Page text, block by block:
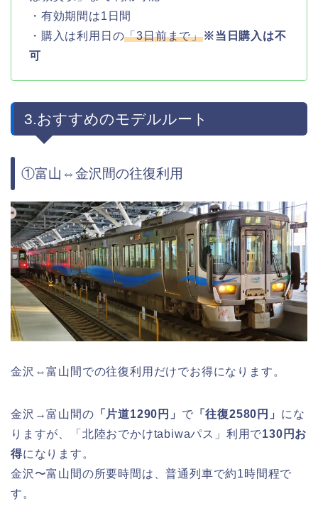
・有効期間は1日間
・購入は利用日の「3日前まで」※当日購入は不
可
3.おすすめのモデルルート
①富山⇔金沢間の往復利用
金沢⇔富山間での往復利用だけでお得になります。
金沢→富山間の 「片道1290円」 で 「往復2580円」 にな
りますが、「北陸おでかけtabiwaパス」利用で130円お
得になります。
金沢〜富山間の所要時間は、普通列車で約1時間程で
す。